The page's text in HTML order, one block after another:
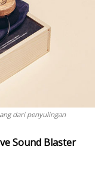
dari penyulingan
Sound Blaster